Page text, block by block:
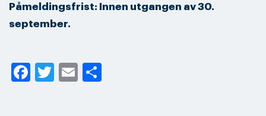
Påmeldingsfrist: Innen utgangen av 30.
september.
Facebook
Twitter
Email